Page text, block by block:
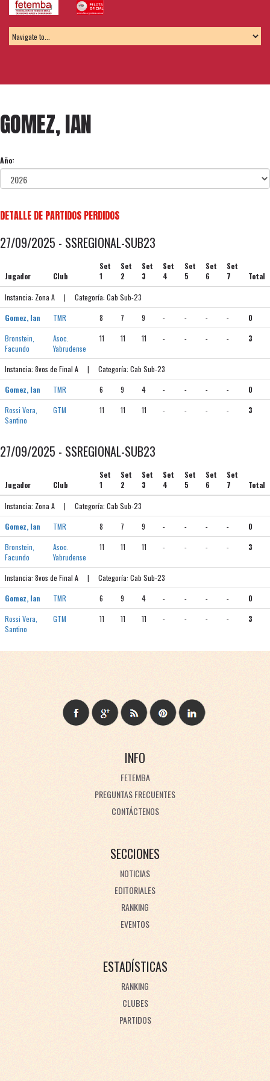
GOMEZ, IAN
Año:
DETALLE DE PARTIDOS PERDIDOS
27/09/2025 - SSREGIONAL-SUB23
Jugador Club
Set
1
Set
2
Set
3
Set
4
Set
5
Set
6
Set
7
Total
Instancia: Zona A | Categoría: Cab Sub-23
Gomez, Ian
TMR 8 7 9 - - - -
0
Bronstein,
Facundo
Asoc.
Yabrudense
11 11 11 - - - - 3
Instancia: 8vos de Final A | Categoría: Cab Sub-23
Gomez, Ian
TMR 6 9 4 - - - -
0
Rossi Vera,
Santino
GTM 11 11 11 - - - - 3
27/09/2025 - SSREGIONAL-SUB23
Jugador Club
Set
1
Set
2
Set
3
Set
4
Set
5
Set
6
Set
7
Total
Instancia: Zona A | Categoría: Cab Sub-23
Gomez, Ian
TMR 8 7 9 - - - -
0
Bronstein,
Facundo
Asoc.
Yabrudense
11 11 11 - - - - 3
Instancia: 8vos de Final A | Categoría: Cab Sub-23
Gomez, Ian
TMR 6 9 4 - - - -
0
Rossi Vera,
Santino
GTM 11 11 11 - - - - 3
INFO
FETEMBA
PREGUNTAS FRECUENTES
CONTÁCTENOS
SECCIONES
NOTICIAS
EDITORIALES
RANKING
EVENTOS
ESTADÍSTICAS
RANKING
CLUBES
PARTIDOS